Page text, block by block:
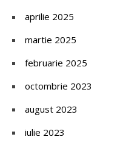
aprilie 2025
martie 2025
februarie 2025
octombrie 2023
august 2023
iulie 2023